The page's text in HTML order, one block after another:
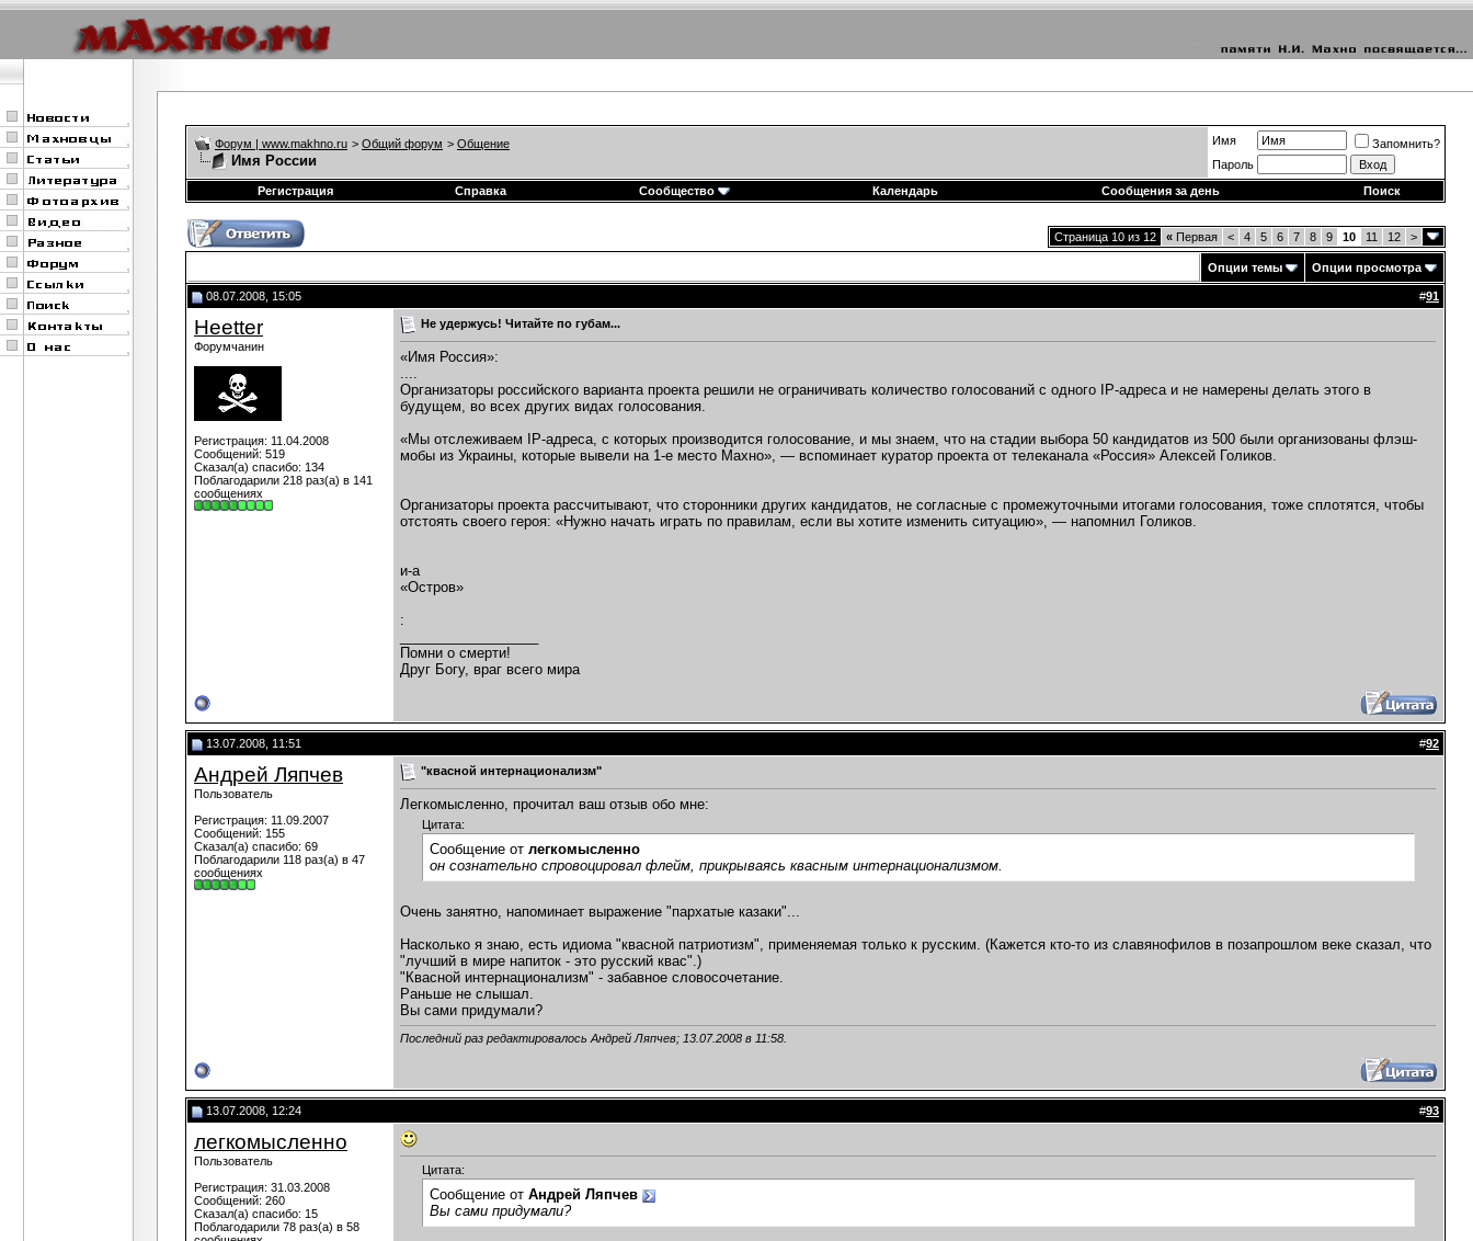
Форум | www.makhno.ru > Общий форум > Общение
Имя России
Имя
Запомнить?
Пароль
Регистрация
Справка Сообщество Календарь Сообщения за день Поиск
Страница 10 из 12 « Первая < 4 5 6 7 8 9 10 11 12 >
Опции темы Опции просмотра
08.07.2008, 15:05 #91
Heetter
Форумчанин
Регистрация: 11.04.2008
Сообщений: 519
Сказал(а) спасибо: 134
Поблагодарили 218 раз(а) в 141
сообщениях
Не удержусь! Читайте по губам...
«Имя Россия»:
....
Организаторы российского варианта проекта решили не ограничивать количество голосований с одного IP-адреса и не намерены делать этого в
будущем, во всех других видах голосования.
«Мы отслеживаем IP-адреса, с которых производится голосование, и мы знаем, что на стадии выбора 50 кандидатов из 500 были организованы флэш-
мобы из Украины, которые вывели на 1-е место Махно», — вспоминает куратор проекта от телеканала «Россия» Алексей Голиков.
Организаторы проекта рассчитывают, что сторонники других кандидатов, не согласные с промежуточными итогами голосования, тоже сплотятся, чтобы
отстоять своего героя: «Нужно начать играть по правилам, если вы хотите изменить ситуацию», — напомнил Голиков.
и-а
«Остров»
:
Помни о смерти!
Друг Богу, враг всего мира
13.07.2008, 11:51 #92
Андрей Ляпчев
Пользователь
Регистрация: 11.09.2007
Сообщений: 155
Сказал(а) спасибо: 69
Поблагодарили 118 раз(а) в 47
сообщениях
"квасной интернационализм"
Легкомысленно, прочитал ваш отзыв обо мне:
Цитата:
Сообщение от легкомысленно
он сознательно спровоцировал флейм, прикрываясь квасным интернационализмом.
Очень занятно, напоминает выражение "пархатые казаки"...
Насколько я знаю, есть идиома "квасной патриотизм", применяемая только к русским. (Кажется кто-то из славянофилов в позапрошлом веке сказал, что
"лучший в мире напиток - это русский квас".)
"Квасной интернационализм" - забавное словосочетание.
Раньше не слышал.
Вы сами придумали?
Последний раз редактировалось Андрей Ляпчев; 13.07.2008 в 11:58
13.07.2008, 12:24 #93
легкомысленно
Пользователь
Регистрация: 31.03.2008
Сообщений: 260
Сказал(а) спасибо: 15
Поблагодарили 78 раз(а) в 58
Цитата:
Сообщение от Андрей Ляпчев
Вы сами придумали?